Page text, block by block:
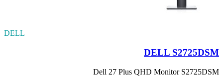
DELL
DELL S2725DSM
Dell 27 Plus QHD Monitor S2725DSM